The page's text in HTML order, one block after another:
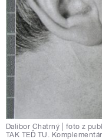
Dalibor Chatrný | foto z
TAK TEĎ TU.